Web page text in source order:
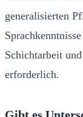
generalisierten
Schichtarbeit
erforderlich.